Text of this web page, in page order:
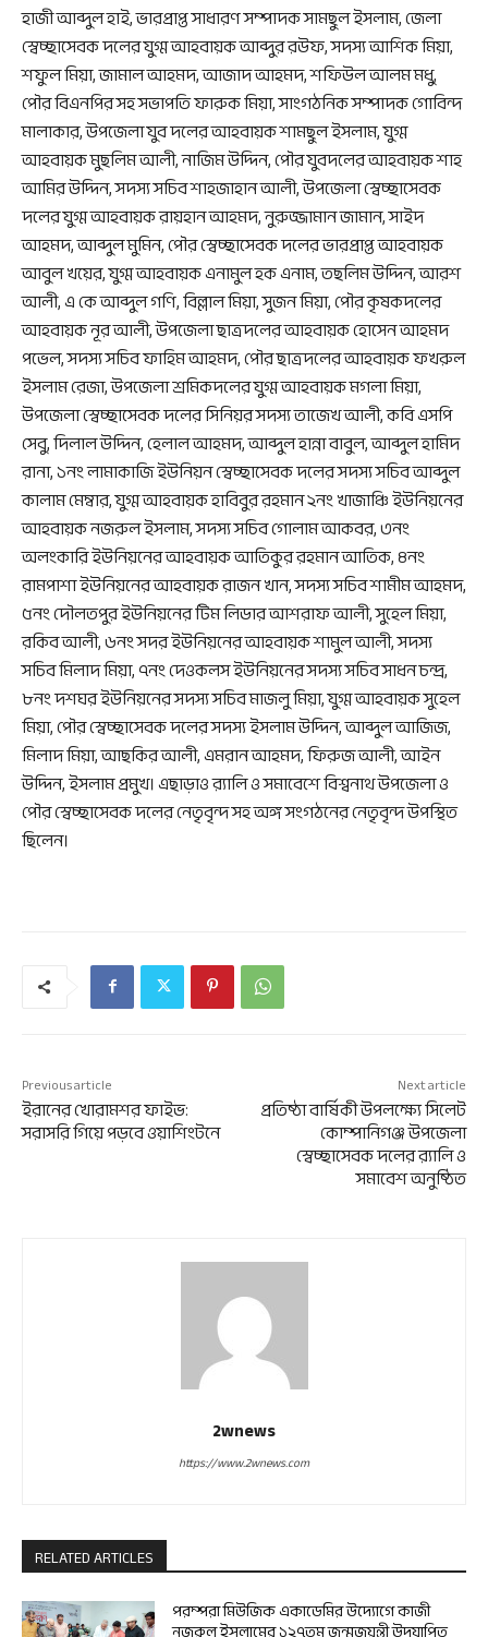
হাজী আব্দুল হাই, ভারপ্রাপ্ত সাধারণ সম্পাদক সামছুল ইসলাম, জেলা
স্বেচ্ছাসেবক দলের যুগ্ম আহবায়ক আব্দুর রউফ, সদস্য আশিক মিয়া,
শফুল মিয়া, জামাল আহমদ, আজাদ আহমদ, শফিউল আলম মধু,
পৌর বিএনপির সহ সভাপতি ফারুক মিয়া, সাংগঠনিক সম্পাদক গোবিন্দ
মালাকার, উপজেলা যুব দলের আহবায়ক শামছুল ইসলাম, যুগ্ম
আহবায়ক মুছলিম আলী, নাজিম উদ্দিন, পৌর যুবদলের আহবায়ক শাহ
আমির উদ্দিন, সদস্য সচিব শাহজাহান আলী, উপজেলা স্বেচ্ছাসেবক
দলের যুগ্ম আহবায়ক রায়হান আহমদ, নুরুজ্জামান জামান, সাইদ
আহমদ, আব্দুল মুমিন, পৌর স্বেচ্ছাসেবক দলের ভারপ্রাপ্ত আহবায়ক
আবুল খয়ের, যুগ্ম আহবায়ক এনামুল হক এনাম, তছলিম উদ্দিন, আরশ
আলী, এ কে আব্দুল গণি, বিল্লাল মিয়া, সুজন মিয়া, পৌর কৃষকদলের
আহবায়ক নূর আলী, উপজেলা ছাত্রদলের আহবায়ক হোসেন আহমদ
পভেল, সদস্য সচিব ফাহিম আহমদ, পৌর ছাত্রদলের আহবায়ক ফখরুল
ইসলাম রেজা, উপজেলা শ্রমিকদলের যুগ্ম আহবায়ক মগলা মিয়া,
উপজেলা স্বেচ্ছাসেবক দলের সিনিয়র সদস্য তাজেখ আলী, কবি এসপি
সেবু, দিলাল উদ্দিন, হেলাল আহমদ, আব্দুল হান্না বাবুল, আব্দুল হামিদ
রানা, ১নং লামাকাজি ইউনিয়ন স্বেচ্ছাসেবক দলের সদস্য সচিব আব্দুল
কালাম মেম্বার, যুগ্ম আহবায়ক হাবিবুর রহমান ২নং খাজাঞ্চি ইউনিয়নের
আহবায়ক নজরুল ইসলাম, সদস্য সচিব গোলাম আকবর, ৩নং
অলংকারি ইউনিয়নের আহবায়ক আতিকুর রহমান আতিক, ৪নং
রামপাশা ইউনিয়নের আহবায়ক রাজন খান, সদস্য সচিব শামীম আহমদ,
৫নং দৌলতপুর ইউনিয়নের টিম লিডার আশরাফ আলী, সুহেল মিয়া,
রকিব আলী, ৬নং সদর ইউনিয়নের আহবায়ক শামুল আলী, সদস্য
সচিব মিলাদ মিয়া, ৭নং দেওকলস ইউনিয়নের সদস্য সচিব সাধন চন্দ্র,
৮নং দশঘর ইউনিয়নের সদস্য সচিব মাজলু মিয়া, যুগ্ম আহবায়ক সুহেল
মিয়া, পৌর স্বেচ্ছাসেবক দলের সদস্য ইসলাম উদ্দিন, আব্দুল আজিজ,
মিলাদ মিয়া, আছকির আলী, এমরান আহমদ, ফিরুজ আলী, আইন
উদ্দিন, ইসলাম প্রমুখ। এছাড়াও র‌্যালি ও সমাবেশে বিশ্বনাথ উপজেলা ও
পৌর স্বেচ্ছাসেবক দলের নেতৃবৃন্দ সহ অঙ্গ সংগঠনের নেতৃবৃন্দ উপস্থিত
ছিলেন।
Previous article
ইরানের খোরামশর ফাইভ:
সরাসরি গিয়ে পড়বে ওয়াশিংটনে
Next article
প্রতিষ্ঠা বার্ষিকী উপলক্ষ্যে সিলেট
কোম্পানিগঞ্জ উপজেলা
স্বেচ্ছাসেবক দলের র‌্যালি ও
সমাবেশ অনুষ্ঠিত
2wnews
https://www.2wnews.com
RELATED ARTICLES
পরম্পরা মিউজিক একাডেমির উদ্যোগে কাজী